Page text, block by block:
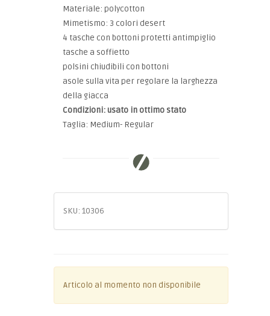
Materiale: polycotton
Mimetismo: 3 colori desert
4 tasche con bottoni protetti antimpiglio
tasche a soffietto
polsini chiudibili con bottoni
asole sulla vita per regolare la larghezza
della giacca
Condizioni: usato in ottimo stato
Taglia: Medium- Regular
SKU: 10306
Articolo al momento non disponibile